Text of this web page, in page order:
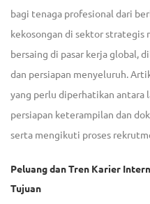
bagi tenaga profesional dari
kekosongan di sektor strategis
bersaing di pasar kerja global,
dan persiapan menyeluruh.
yang perlu diperhatikan antara
persiapan keterampilan dan
serta mengikuti proses
Peluang dan Tren Karier
Tujuan